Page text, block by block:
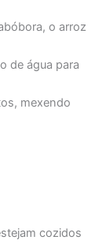
o arroz
de água para
mexendo
cozidos